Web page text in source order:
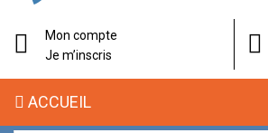
Mon compte
Je m’inscris
ACCUEIL